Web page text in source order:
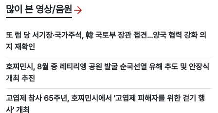
많이 본 영상/음원
또 럼 당 서기장·국가주석, 韓 국토부 장관 접견…양국 협력 강화 의
지 재확인
호찌민시, 8월 중 레티리엥 공원 발굴 순국선열 유해 추도 및 안장식
개최 추진
고엽제 참사 65주년, 호찌민시에서 '고엽제 피해자를 위한 걷기 행
사' 개최